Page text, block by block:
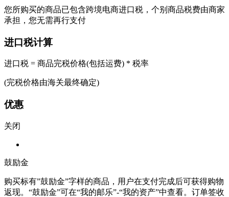
您所购买的商品已包含跨境电商进口税，个别商品税费由商家
承担，您无需再行支付
进口税计算
进口税 = 商品完税价格(包括运费) * 税率
(完税价格由海关最终确定)
优惠
关闭
鼓励金
购买标有”鼓励金”字样的商品，用户在支付完成后可获得购物
返现。“鼓励金”可在“我的邮乐”-“我的资产”中查看。订单签收